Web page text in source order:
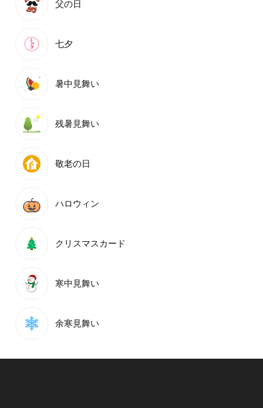
父の日
七夕
暑中見舞い
残暑見舞い
敬老の日
ハロウィン
クリスマスカード
寒中見舞い
余寒見舞い